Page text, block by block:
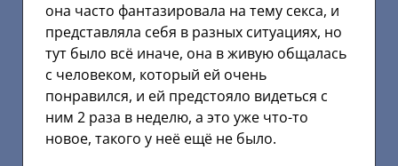
она часто фантазировала на тему секса, и
представляла себя в разных ситуациях, но
тут было всё иначе, она в живую общалась
с человеком, который ей очень
понравился, и ей предстояло видеться с
ним 2 раза в неделю, а это уже что-то
новое, такого у неё ещё не было.